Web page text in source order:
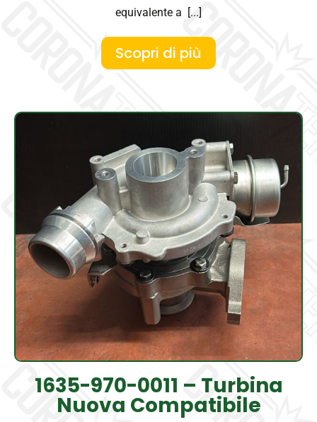
equivalente a [...]
Scopri di più
1635-970-0011 – Turbina
Nuova Compatibile